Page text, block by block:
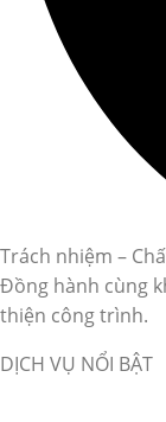
Trách nhiệm –
Đồng hành cùng
thiện công trình.
DỊCH VỤ NỔI BẬT